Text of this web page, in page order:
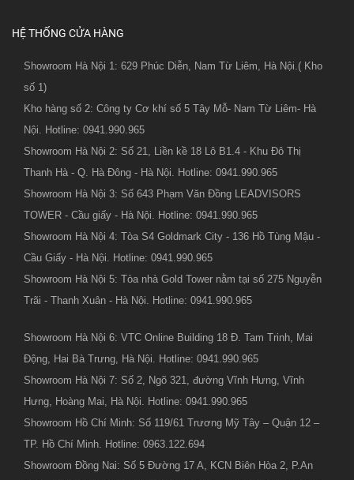
HỆ THỐNG CỬA HÀNG
Showroom Hà Nội 1: 629 Phúc Diễn, Nam Từ Liêm, Hà Nội.( Kho
số 1)
Kho hàng số 2: Công ty Cơ khí số 5 Tây Mỗ- Nam Từ Liêm- Hà
Nội. Hotline: 0941.990.965
Showroom Hà Nội 2: Số 21, Liền kề 18 Lô B1.4 - Khu Đô Thị
Thanh Hà - Q. Hà Đông - Hà Nội. Hotline: 0941.990.965
Showroom Hà Nội 3: Số 643 Phạm Văn Đồng LEADVISORS
TOWER - Cầu giấy - Hà Nội. Hotline: 0941.990.965
Showroom Hà Nội 4: Tòa S4 Goldmark City - 136 Hồ Tùng Mậu -
Cầu Giấy - Hà Nội. Hotline: 0941.990.965
Showroom Hà Nội 5: Tòa nhà Gold Tower nằm tại số 275 Nguyễn
Trãi - Thanh Xuân - Hà Nội. Hotline: 0941.990.965
Showroom Hà Nội 6: VTC Online Building 18 Đ. Tam Trinh, Mai
Động, Hai Bà Trưng, Hà Nội. Hotline: 0941.990.965
Showroom Hà Nội 7: Số 2, Ngõ 321, đường Vĩnh Hưng, Vĩnh
Hưng, Hoàng Mai, Hà Nội. Hotline: 0941.990.965
Showroom Hồ Chí Minh: Số 119/61 Trương Mỹ Tây – Quận 12 –
TP. Hồ Chí Minh. Hotline: 0963.122.694
Showroom Đồng Nai: Số 5 Đường 17 A, KCN Biên Hòa 2, P.An